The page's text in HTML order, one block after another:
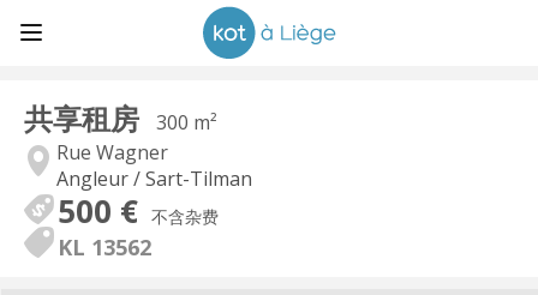
共享租房
300 m²
Rue Wagner
Angleur / Sart-Tilman
500 € 不含杂费
KL 13562